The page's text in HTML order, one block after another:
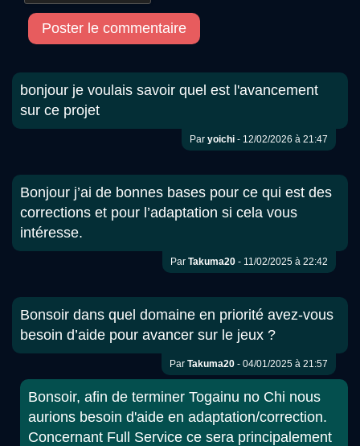
Poster le commentaire
bonjour je voulais savoir quel est l'avancement
sur ce projet
Par yoichi - 12/02/2026 à 21:47
Bonjour j’ai de bonnes bases pour ce qui est des
corrections et pour l’adaptation si cela vous
intéresse.
Par Takuma20 - 11/02/2025 à 22:42
Bonsoir dans quel domaine en priorité avez-vous
besoin d’aide pour avancer sur le jeux ?
Par Takuma20 - 04/01/2025 à 21:57
Bonsoir, afin de terminer Togainu no Chi nous
aurions besoin d'aide en adaptation/correction.
Concernant Full Service ce sera principalement